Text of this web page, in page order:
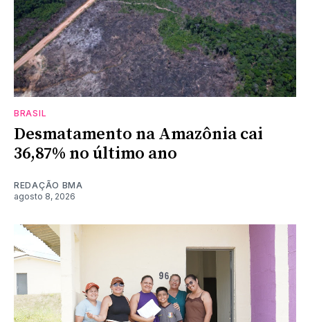
BRASIL
Desmatamento na Amazônia cai
36,87% no último ano
REDAÇÃO BMA
agosto 8, 2026